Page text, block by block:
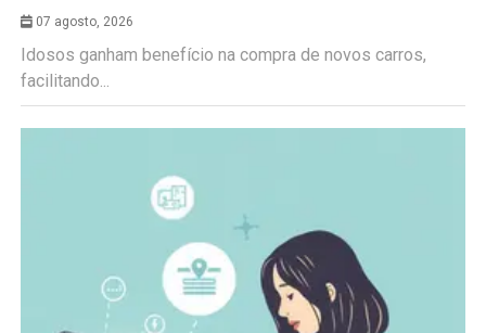
07 agosto, 2026
Idosos ganham benefício na compra de novos carros,
facilitando...